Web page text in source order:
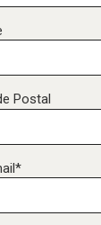
Postal